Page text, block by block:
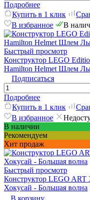
Подробнее
Купить в 1 клик
В избранное
В
Быстрый просмотр
Конструктор LEGO
Hamilton Helmet Шлем
Подписаться
Подробнее
Купить в 1 клик
В избранное
В наличии
Рекомендуем
Хит продаж
Быстрый просмотр
Конструктор LEGO ART
Хокусай - Большая волна